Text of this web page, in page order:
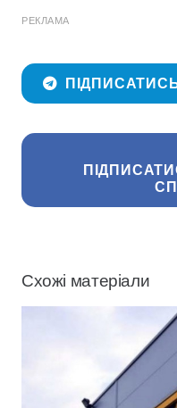
РЕКЛАМА
Схожі матеріали